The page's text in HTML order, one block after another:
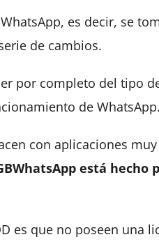
es decir, se
de cambios.
por completo del tipo
de WhatsApp.
con aplicaciones
está
es que no poseen una